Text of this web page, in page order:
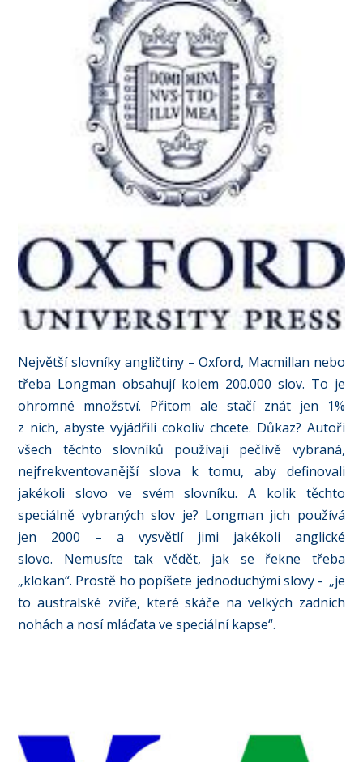
Největší slovníky angličtiny – Oxford, Macmillan nebo
třeba Longman obsahují kolem 200.000 slov. To je
ohromné množství. Přitom ale stačí znát jen 1%
z nich, abyste vyjádřili cokoliv chcete. Důkaz? Autoři
všech těchto slovníků používají pečlivě vybraná,
nejfrekventovanější slova k tomu, aby definovali
jakékoli slovo ve svém slovníku. A kolik těchto
speciálně vybraných slov je? Longman jich používá
jen 2000 – a vysvětlí jimi jakékoli anglické
slovo. Nemusíte tak vědět, jak se řekne třeba
„klokan“. Prostě ho popíšete jednoduchými slovy - „je
to australské zvíře, které skáče na velkých zadních
nohách a nosí mláďata ve speciální kapse“.